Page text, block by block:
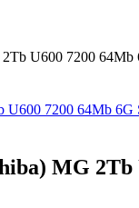
U600 7200
MG 2Tb